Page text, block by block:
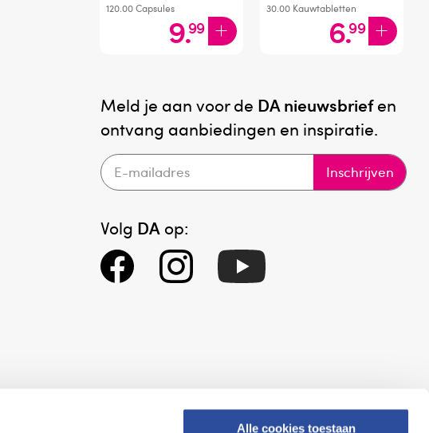
Alle cookies toestaan
120.00Capsules
9.99
30.00 Kauwtabletten
6.99
Meld je aan voor de DA nieuwsbriefen
ontvang aanbiedingen en inspiratie.
Inschrijven
Volg DA op: